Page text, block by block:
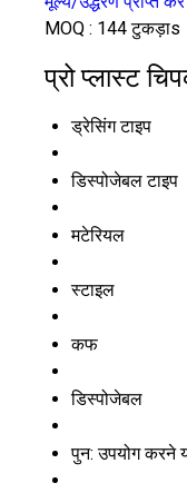
MOQ : 144 टुकड़ाs
प्रो प्लास्ट
ड्रेसिंग टाइप
डिस्पोजेबल टाइप
मटेरियल
स्टाइल
कफ
डिस्पोजेबल
पुन: उपयोग करने